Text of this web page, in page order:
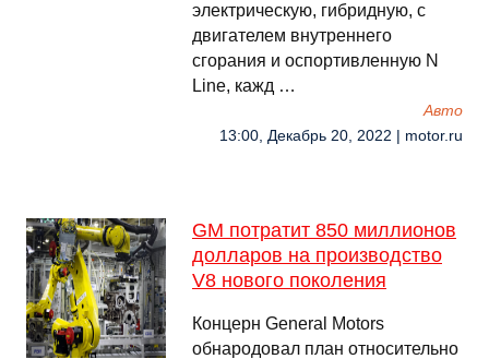
электрическую, гибридную, с
двигателем внутреннего
сгорания и оспортивленную N
Line, кажд …
Авто
13:00, Декабрь 20, 2022 | motor.ru
GM потратит 850 миллионов
долларов на производство
V8 нового поколения
Концерн General Motors
обнародовал план относительно